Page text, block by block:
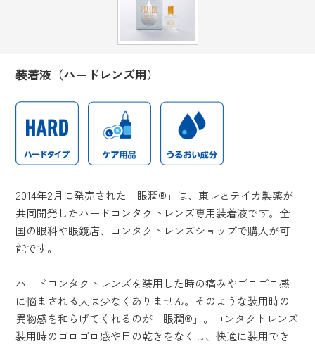
装着液（ハードレンズ用）
2014年2月に発売された「眼潤®」は、東レとテイカ製薬が
共同開発したハードコンタクトレンズ専用装着液です。全
国の眼科や眼鏡店、コンタクトレンズショップで購入が可
能です。
ハードコンタクトレンズを装用した時の痛みやゴロゴロ感
に悩まされる人は少なくありません。そのような装用時の
異物感を和らげてくれるのが「眼潤®」。コンタクトレンズ
装用時のゴロゴロ感や目の乾きをなくし、快適に装用でき